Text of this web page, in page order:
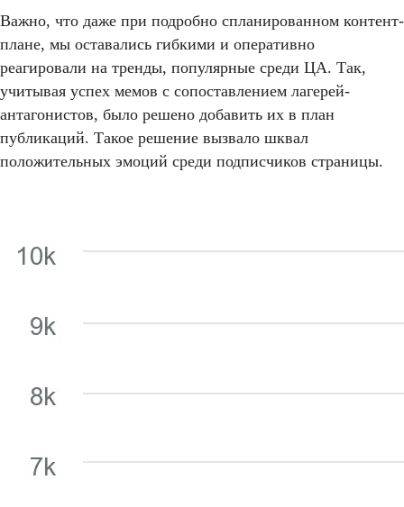
Важно, что даже при подробно спланированном контент-
плане, мы оставались гибкими и оперативно
реагировали на тренды, популярные среди ЦА. Так,
учитывая успех мемов с сопоставлением лагерей-
антагонистов, было решено добавить их в план
публикаций. Такое решение вызвало шквал
положительных эмоций среди подписчиков страницы.